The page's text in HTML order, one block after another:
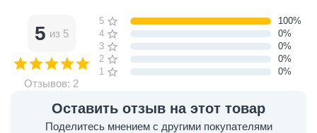
Оставить отзыв на этот товар
Поделитесь мнением с другими покупателями
5 из 5
Отзывов: 2
5 звёзд
100%
4 звезды
0%
3 звезды
0%
2 звезды
0%
1 звезда
0%